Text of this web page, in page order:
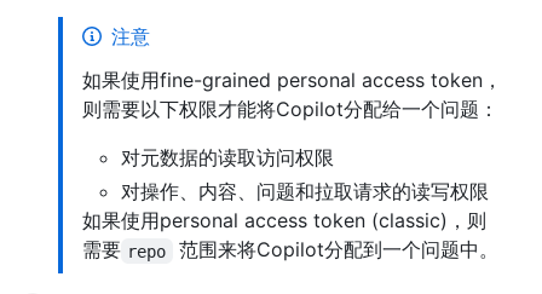
注意
如果使用fine-grained personal access token，
则需要以下权限才能将Copilot分配给一个问题：
对元数据的读取访问权限
对操作、内容、问题和拉取请求的读写权限
如果使用personal access token (classic)，则
需要 repo 范围来将Copilot分配到一个问题中。